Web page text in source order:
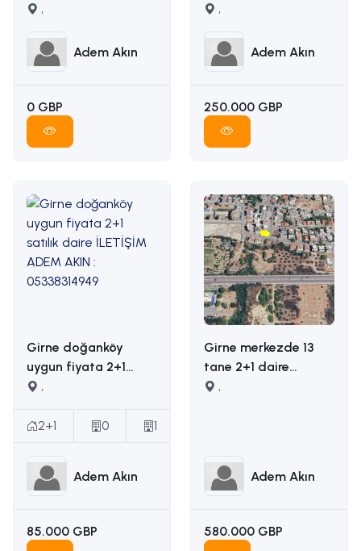
karşılığı arazi
05338314949
,
Adem Akın
0 GBP
manzaralı satılık arsa
05338314949
,
Adem Akın
250.000 GBP
Girne doğanköy
uygun fiyata 2+1
satılık daire İLETİŞİM
05338314949
,
2+1 0 1
Adem Akın
85.000 GBP
Girne merkezde 13
tane 2+1 daire
yapımına uygun
05338314949
,
Adem Akın
580.000 GBP